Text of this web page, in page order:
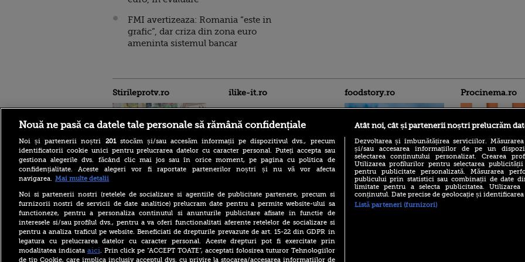
FMI avertizeaza: Romania “este in
grafic”, dar criza din zona euro
ameninta sistemul bancar
Stirileprotv.ro
De unde au tăiat românii
mai puține produse în coșul
de cumpărături
Cu ce era încărcat avionul
cargo ucrainean Antonov
lângă care s-a găsit o dronă
cu bombă pe aeroportul din
Leipzig
ilike-it.ro foodstory.ro
(P) Descoperă Lumea
Evenimentelor din România
cu Transilvania Events!
(P) Raku, gaming intens și o
Procinema.ro
Emoții intense
Sebastian Stan!
Annabelle, l-a
Nouă ne pasă ca datele tale personale să rămână confidențiale
Noi și partenerii noștri 201stocăm și/sau accesăm informații pe dispozitivul dvs., precum
identificatorii cookie unici pentru prelucrarea datelor cu caracter personal. Puteți accepta sau
gestiona alegerile dvs. făcând clic mai jos sau în orice moment, pe pagina cu politica de
confidențialitate. Aceste alegeri vor fi raportate partenerilor noștri și nu vă vor afecta
navigarea. Mai multe detalii
Noi si partenerii nostri (retelele de socializare si agentiile de publicitate partenere, precum si
furnizorii nostri de servicii de date analitice) prelucram date pentru a permite website-ului sa
functioneze, pentru a personaliza continutul si anunturile publicitare afisate in functie de
interesele si/sau profilul dvs., pentru a va oferi functionalitati aferente retelelor de socializare si
pentru a analiza traficul pe website. Beneficiati de drepturile prevazute de art. 15-22 din GDPR in
legatura cu prelucrarea datelor cu caracter personal. Aceste drepturi pot fi exercitate prin
modalitatea indicata aici. Prin click pe “ACCEPT TOATE”, acceptati folosirea tuturor Tehnologiilor
de tip Cookie, care implica inclusiv acceptul dvs. cu privire la stocarea/accesarea informatiilor de
Atât noi, cât și partenerii noștri prelucrăm
Dezvoltarea și îmbunătățirea serviciilor.
și/sau accesarea informațiilor de pe un
selectarea conținutului personalizat. Crearea
Utilizarea profilurilor pentru selectarea
pentru publicitate personalizată. Măsurarea
publicului prin statistici sau combinații de date
limitate pentru a selecta publicitatea.
conținutul. Date precise de geolocație și
Listă parteneri (furnizori)